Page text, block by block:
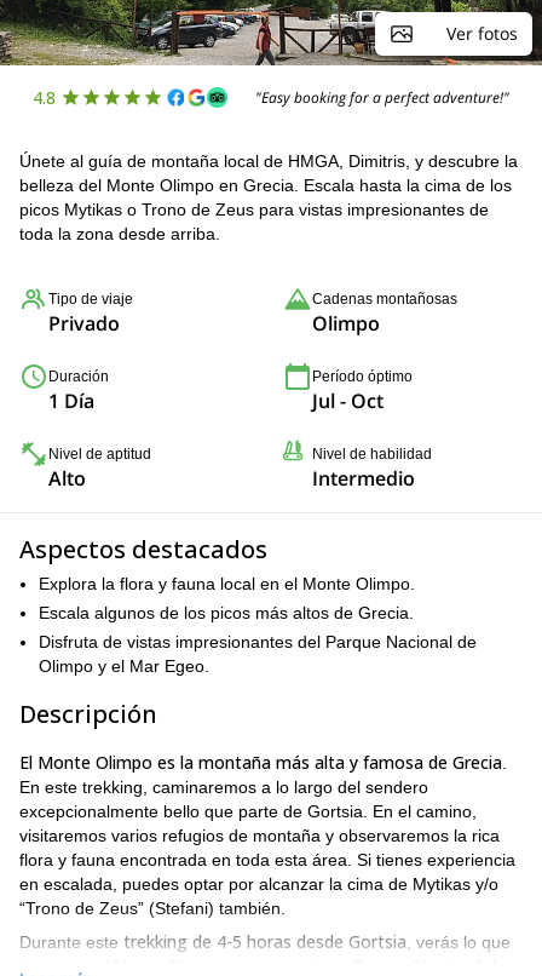
Ver fotos
4.8 "Easy booking for a perfect adventure!"
Únete al guía de montaña local de HMGA, Dimitris, y descubre la
belleza del Monte Olimpo en Grecia. Escala hasta la cima de los
picos Mytikas o Trono de Zeus para vistas impresionantes de
toda la zona desde arriba.
Tipo de viaje
Privado
Cadenas montañosas
Olimpo
Duración
1 Día
Período óptimo
Jul - Oct
Nivel de aptitud
Alto
Nivel de habilidad
Intermedio
Aspectos destacados
Explora la flora y fauna local en el Monte Olimpo.
Escala algunos de los picos más altos de Grecia.
Disfruta de vistas impresionantes del Parque Nacional de
Olimpo y el Mar Egeo.
Descripción
El Monte Olimpo es la montaña más alta y famosa de Grecia
En este trekking, caminaremos a lo largo del sendero
excepcionalmente bello que parte de Gortsia. En el camino,
visitaremos varios refugios de montaña y observaremos la rica
flora y fauna encontrada en toda esta área. Si tienes experiencia
en escalada, puedes optar por alcanzar la cima de Mytikas y/o
“Trono de Zeus” (Stefani) también.
Durante este trekking de 4-5 horas desde Gortsia , verás lo que